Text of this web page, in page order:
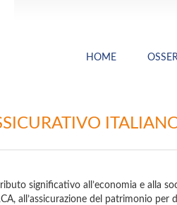
HOME
significativo all’economia e alla
all’assicurazione del patrimonio